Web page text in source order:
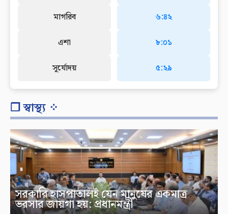
মাগরিব
এশা
সূর্যোদয়
৬:৪২
৮:০১
৫:২৯
❐ স্বাস্থ্য ⁘
সরকারি হাসপাতালই যেন মানুষের একমাত্র
ভরসার জায়গা হয়: প্রধানমন্ত্রী